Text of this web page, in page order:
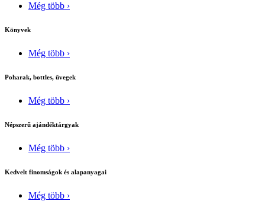
Még több ›
Könyvek
Még több ›
Poharak, bottles, üvegek
Még több ›
Népszerű ajándéktárgyak
Még több ›
Kedvelt finomságok és alapanyagai
Még több ›